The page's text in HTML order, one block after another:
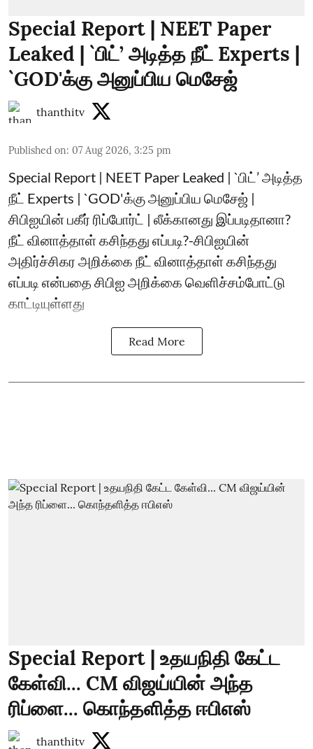
Special Report | NEET Paper
Leaked | `பிட்’ அடித்த நீட் Experts |
`GOD'க்கு அனுப்பிய மெசேஜ்
thanthitv
Published on: 07 Aug 2026, 3:25 pm
Special Report | NEET Paper Leaked | `பிட்’ அடித்த
நீட் Experts | `GOD'க்கு அனுப்பிய மெசேஜ் |
சிபிஐயின் பகீர் ரிப்போர்ட் | லீக்கானது இப்படிதானா?
நீட் வினாத்தாள் கசிந்தது எப்படி?-சிபிஐயின்
அதிர்ச்சிகர அறிக்கை நீட் வினாத்தாள் கசிந்தது
எப்படி என்பதை சிபிஐ அறிக்கை வெளிச்சம்போட்டு
காட்டியுள்ளது
Read More
Special Report | உதயநிதி கேட்ட
கேள்வி... CM விஜய்யின் அந்த
ரிப்ளை... கொந்தளித்த ஈபிஎஸ்
thanthitv